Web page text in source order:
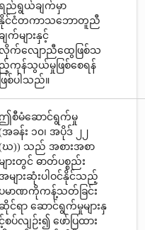
ည်ရွယ်ချက်မှာ
င်ငံတကာသဘောတူညီ
ျက်များနှင့်
က်လျောညီထွေဖြစ်သ
ည့်ကုန်သွယ်မှုဖြစ်စေရန်
ဖြစ်ပါသည်။
စီမံဆောင်ရွက်မှု
အခန်း ၁၀၊ အပိုဒ် ၂၂
ဃ)) သည် အစားအစာ
ျားတွင် ဓာတ်ပစ္စည်း
အများဆုံးပါဝင်နိုင်သည့်
မာဏကိုကန့်သတ်ခြင်း
င်ရာ ဆောင်ရွက်မှုများနှ
စပ်လျဉ်း၍ ဖော်ပြထား